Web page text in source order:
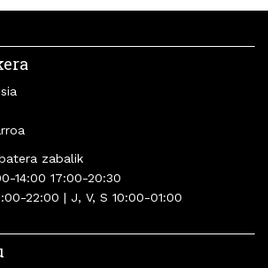
zabalik
14:00 17:00-20:30
22:00 | J, V, S 10:00-01:00